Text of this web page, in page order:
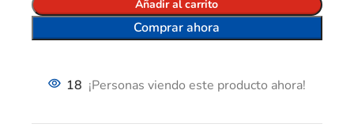
Añadir al carrito
Comprar ahora
18 ¡Personas viendo este producto ahora!